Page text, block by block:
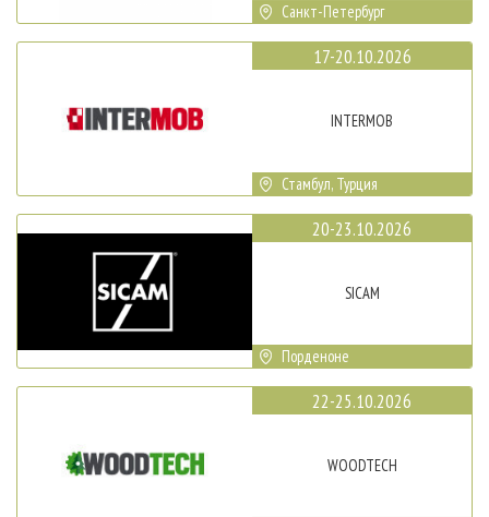
Санкт-Петербург
17-20.10.2026
INTERMOB
Стамбул, Турция
20-23.10.2026
SICAM
Порденоне
22-25.10.2026
WOODTECH